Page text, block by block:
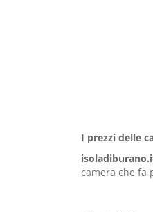
I prezzi delle
camera che fa